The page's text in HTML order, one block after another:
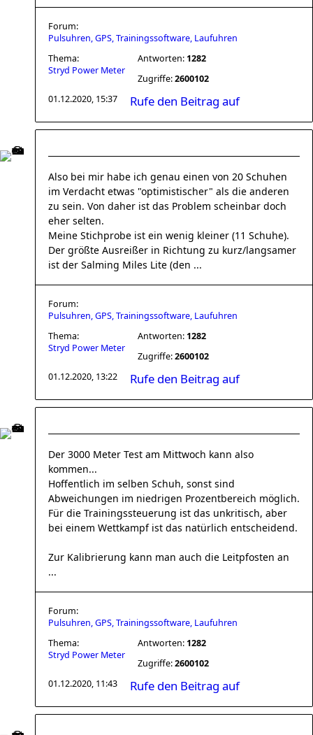
Forum:
Pulsuhren, GPS, Trainingssoftware, Laufuhren
Thema:
Stryd Power Meter
Antworten: 1282
Zugriffe:2600102
01.12.2020, 15:37
Rufe den Beitrag auf
Also bei mir habe ich genau einen von 20 Schuhen
im Verdacht etwas "optimistischer" als die anderen
zu sein. Von daher ist das Problem scheinbar doch
eher selten.
Meine Stichprobe ist ein wenig kleiner (11 Schuhe).
Der größte Ausreißer in Richtung zu kurz/langsamer
ist der Salming Miles Lite (den ...
Forum:
Pulsuhren, GPS, Trainingssoftware, Laufuhren
Thema:
Stryd Power Meter
Antworten: 1282
Zugriffe:2600102
01.12.2020, 13:22
Rufe den Beitrag auf
Der 3000 Meter Test am Mittwoch kann also
kommen...
Hoffentlich im selben Schuh, sonst sind
Abweichungen im niedrigen Prozentbereich möglich.
Für die Trainingssteuerung ist das unkritisch, aber
bei einem Wettkampf ist das natürlich entscheidend.
Zur Kalibrierung kann man auch die Leitpfosten an
...
Forum:
Pulsuhren, GPS, Trainingssoftware, Laufuhren
Thema:
Stryd Power Meter
Antworten: 1282
Zugriffe:2600102
01.12.2020, 11:43
Rufe den Beitrag auf